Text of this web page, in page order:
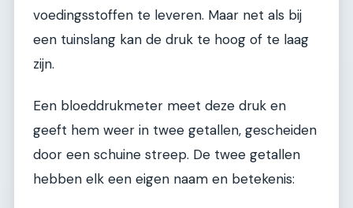
voedingsstoffen te leveren. Maar net als bij
een tuinslang kan de druk te hoog of te laag
zijn.
Een bloeddrukmeter meet deze druk en
geeft hem weer in twee getallen, gescheiden
door een schuine streep. De twee getallen
hebben elk een eigen naam en betekenis: